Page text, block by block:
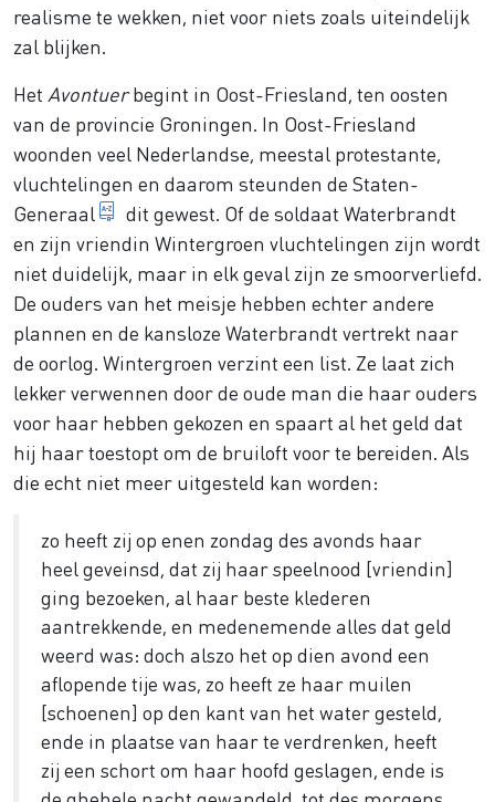
realisme te wekken, niet voor niets zoals uiteindelijk
zal blijken.
Het Avontuerbegint in Oost-Friesland, ten oosten
van de provincie Groningen. In Oost-Friesland
woonden veel Nederlandse, meestal protestante,
vluchtelingen en daarom steunden de Staten-
Generaal
landsregering
dit gewest. Of de soldaat Waterbrandt
en zijn vriendin Wintergroen vluchtelingen zijn wordt
niet duidelijk, maar in elk geval zijn ze smoorverliefd.
De ouders van het meisje hebben echter andere
plannen en de kansloze Waterbrandt vertrekt naar
de oorlog. Wintergroen verzint een list. Ze laat zich
lekker verwennen door de oude man die haar ouders
voor haar hebben gekozen en spaart al het geld dat
hij haar toestopt om de bruiloft voor te bereiden. Als
die echt niet meer uitgesteld kan worden:
zo heeft zij op enen zondag des avonds haar
heel geveinsd, dat zij haar speelnood [vriendin]
ging bezoeken, al haar beste klederen
aantrekkende, en medenemende alles dat geld
weerd was: doch alszo het op dien avond een
aflopende tije was, zo heeft ze haar muilen
[schoenen] op den kant van het water gesteld,
ende in plaatse van haar te verdrenken, heeft
zij een schort om haar hoofd geslagen, ende is